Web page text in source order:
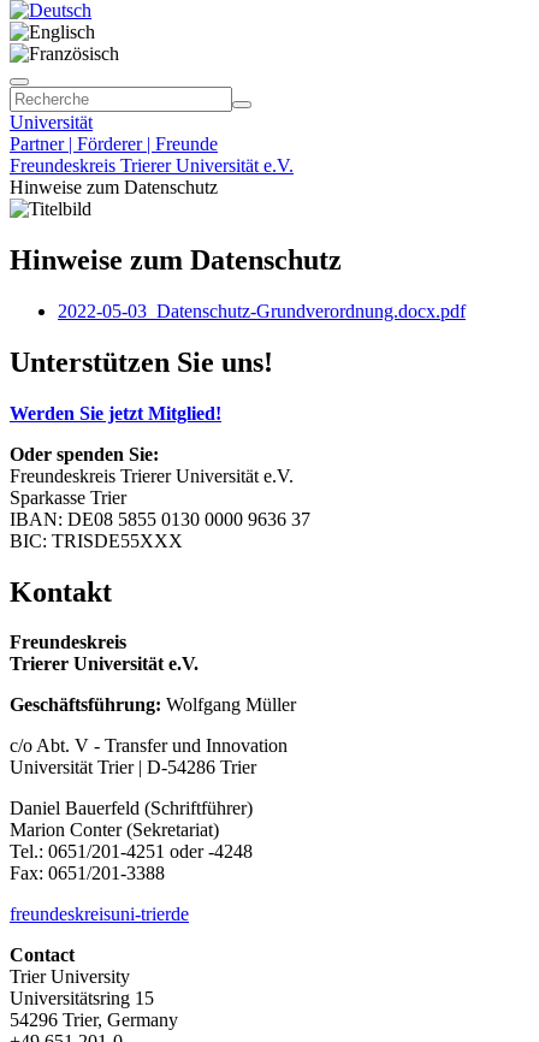
Universität
Partner | Förderer | Freunde
Freundeskreis Trierer Universität e.V.
Hinweise zum Datenschutz
Hinweise zum Datenschutz
2022-05-03_Datenschutz-Grundverordnung.docx.pdf
Unterstützen Sie uns!
Werden Sie jetzt Mitglied!
Oder spenden Sie:
Freundeskreis Trierer Universität e.V.
Sparkasse Trier
IBAN: DE08 5855 0130 0000 9636 37
BIC: TRISDE55XXX
Kontakt
Freundeskreis
Trierer Universität e.V.
Geschäftsführung: Wolfgang Müller
c/o Abt. V - Transfer und Innovation
Universität Trier | D-54286 Trier
Daniel Bauerfeld (Schriftführer)
Marion Conter (Sekretariat)
Tel.: 0651/201-4251 oder -4248
Fax: 0651/201-3388
freundeskreisuni-trierde
Contact
Trier University
Universitätsring 15
54296 Trier, Germany